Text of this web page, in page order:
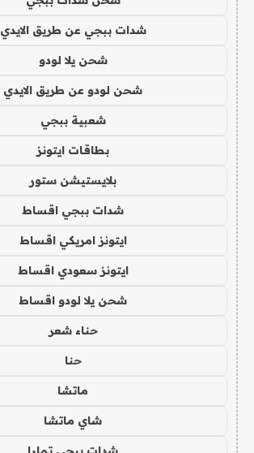
شدات ببجي عن طريق الايدي
شحن يلا لودو
شحن لودو عن طريق الايدي
شعبية ببجي
بطاقات ايتونز
بلايستيشن ستور
شدات ببجي اقساط
ايتونز امريكي اقساط
ايتونز سعودي اقساط
شحن يلا لودو اقساط
حناء شعر
حنا
ماتشا
شاي ماتشا